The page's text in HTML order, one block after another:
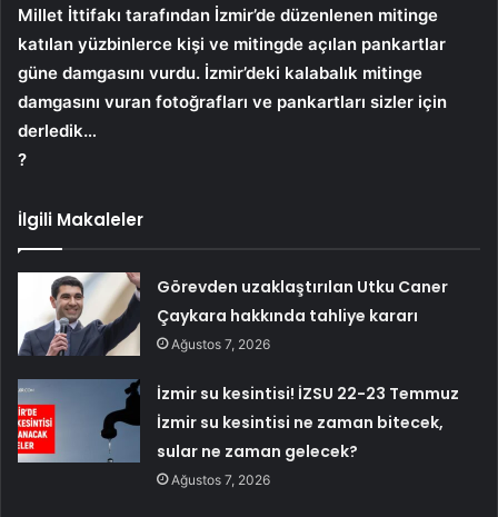
Millet İttifakı tarafından İzmir’de düzenlenen mitinge
katılan yüzbinlerce kişi ve mitingde açılan pankartlar
güne damgasını vurdu. İzmir’deki kalabalık mitinge
damgasını vuran fotoğrafları ve pankartları sizler için
derledik…
?
İlgili Makaleler
Görevden uzaklaştırılan Utku Caner
Çaykara hakkında tahliye kararı
Ağustos 7, 2026
İzmir su kesintisi! İZSU 22-23 Temmuz
İzmir su kesintisi ne zaman bitecek,
sular ne zaman gelecek?
Ağustos 7, 2026